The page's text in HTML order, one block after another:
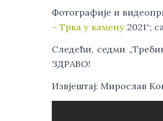
Фотографије и
– Трка у камену 2021“;
Следећи, седми
ЗДРАВО!
Извјештај: Мирослав